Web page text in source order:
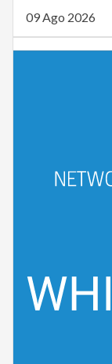
09 Ago 2026